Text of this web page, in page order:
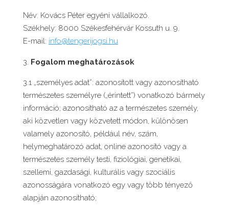
Név: Kovács Péter egyéni vállalkozó.
Székhely: 8000 Székesfehérvár Kossuth u. 9.
E-mail: info@tengerijogsi.hu
Fogalom meghatározások
3.1 „személyes adat”: azonosított vagy azonosítható
természetes személyre („érintett”) vonatkozó bármely
információ; azonosítható az a természetes személy,
aki közvetlen vagy közvetett módon, különösen
valamely azonosító, például név, szám,
helymeghatározó adat, online azonosító vagy a
természetes személy testi, fiziológiai, genetikai,
szellemi, gazdasági, kulturális vagy szociális
azonosságára vonatkozó egy vagy több tényező
alapján azonosítható;